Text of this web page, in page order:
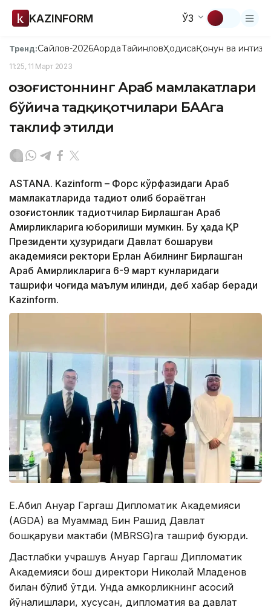
KAZINFORM ЎЗ
Тренд:Сайлов-2026АқордаТайинловҲодисаҚонун ва
11:25, 11 Март 2023
Қозоғистоннинг Араб мамлакатлари
бўйича тадқиқотчилари БААга
таклиф этилди
ASTANA. Kazinform – Форс кўрфазидаги Араб
мамлакатларида тадқиқот олиб бораётган
қозоғистонлик тадқиқотчилар Бирлашган Араб
Амирликларига юборилиши мумкин. Бу ҳақда ҚР
Президенти ҳузуридаги Давлат бошқаруви
академияси ректори Ерлан Абилнинг Бирлашган
Араб Амирликларига 6-9 март кунларидаги
ташрифи чоғида маълум қилинди, деб хабар беради
Kazinform.
Е.Абил Ануар Гаргаш Дипломатик Академияси
(AGDA) ва Муҳаммад Бин Рашид Давлат
бошқаруви мактаби (MBRSG)га ташриф буюрди.
Дастлабки учрашув Ануар Гаргаш Дипломатик
Академияси бош директори Николай Младенов
билан бўлиб ўтди. Унда ҳамкорликнинг асосий
йўналишлари, хусусан, дипломатия ва давлат